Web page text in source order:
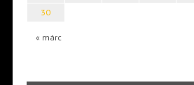
« márc
30